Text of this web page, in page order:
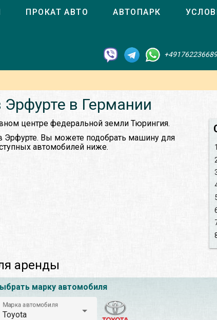
ПРОКАТ АВТО АВТОПАРК
в Германии
1
центре федеральной земли Тюрингия.
Эрфурте. Вы можете подобрать машину для
автомобилей ниже.
аренды
марку автомобиля
Марка автомобиля
Toyota